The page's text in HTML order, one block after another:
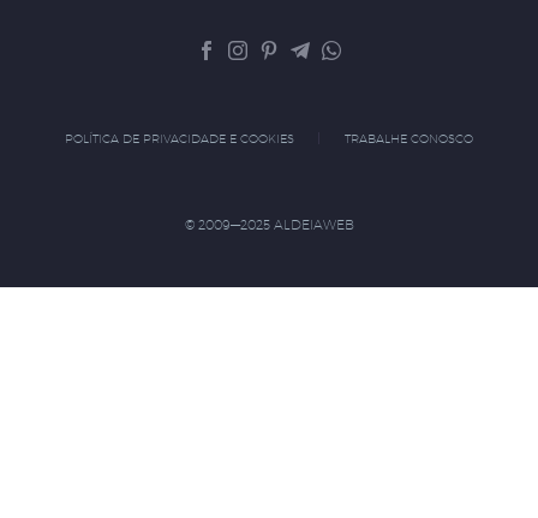
POLÍTICA DE PRIVACIDADE E COOKIES TRABALHE CONOSCO
© 2009—2025 ALDEIAWEB